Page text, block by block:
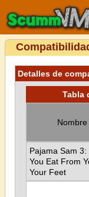
Detalles de
Tabla
Pajama Sam 3:
You Eat From
Your Feet